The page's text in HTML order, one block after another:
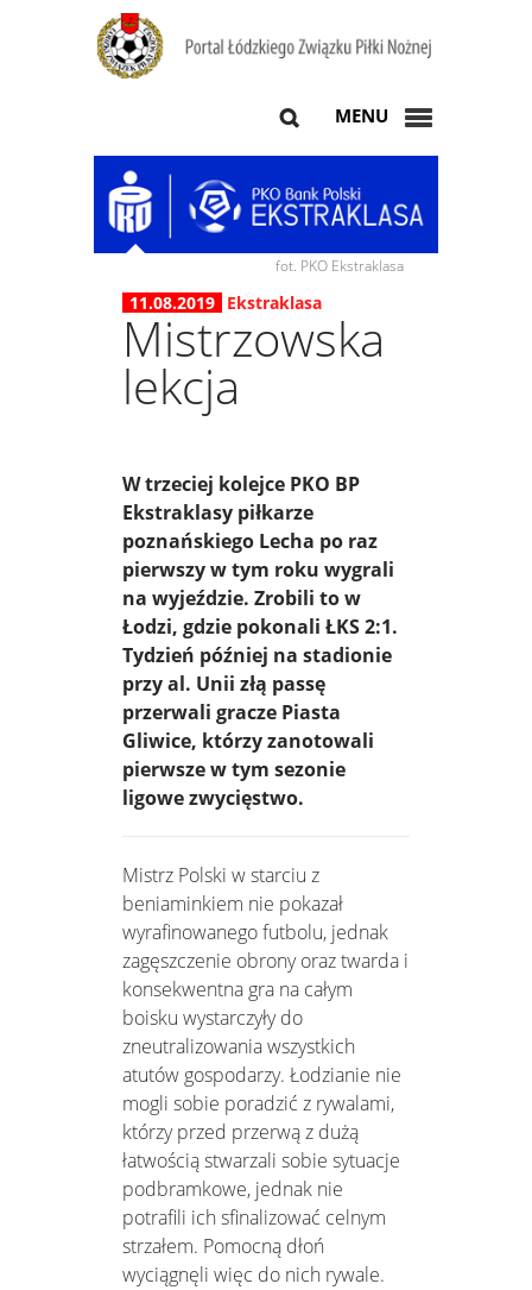
MENU
fot. PKO Ekstraklasa
11.08.2019 Ekstraklasa
Mistrzowska
lekcja
W trzeciej kolejce PKO BP
Ekstraklasy piłkarze
poznańskiego Lecha po raz
pierwszy w tym roku wygrali
na wyjeździe. Zrobili to w
Łodzi, gdzie pokonali ŁKS 2:1.
Tydzień później na stadionie
przy al. Unii złą passę
przerwali gracze Piasta
Gliwice, którzy zanotowali
pierwsze w tym sezonie
ligowe zwycięstwo.
Mistrz Polski w starciu z
beniaminkiem nie pokazał
wyrafinowanego futbolu, jednak
zagęszczenie obrony oraz twarda i
konsekwentna gra na całym
boisku wystarczyły do
zneutralizowania wszystkich
atutów gospodarzy. Łodzianie nie
mogli sobie poradzić z rywalami,
którzy przed przerwą z dużą
łatwością stwarzali sobie sytuacje
podbramkowe, jednak nie
potrafili ich sfinalizować celnym
strzałem. Pomocną dłoń
wyciągnęli więc do nich rywale.